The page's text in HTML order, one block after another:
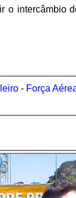
o intercâmbio
- Força